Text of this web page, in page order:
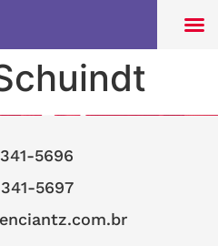
5696
5697